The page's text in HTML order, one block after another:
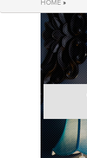
HOME »